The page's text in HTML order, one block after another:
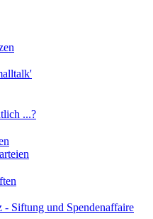
...?
Siftung und Spendenaffaire